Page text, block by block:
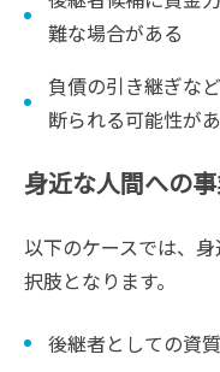
難な場合がある
負債の引き継ぎな
断られる可能性が
身近な人間への
以下のケースでは、
択肢となります。
後継者としての資